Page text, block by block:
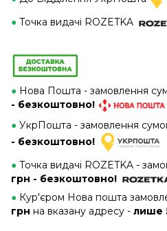
● Точка видачі ROZETKA
● Нова Пошта - замовлення
- безкоштовно!
● УкрПошта - замовлення
- безкоштовно!
● Точка видачі ROZETKA -
грн - безкоштовно!
● Кур'єром Нова пошта
грн на вказану адресу - лише